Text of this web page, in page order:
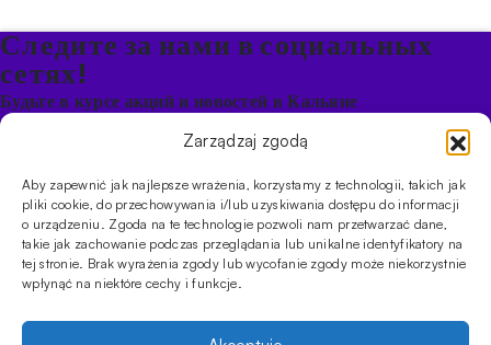
Zarządzaj zgodą
Aby zapewnić jak najlepsze wrażenia, korzystamy z technologii, takich jak
pliki cookie, do przechowywania i/lub uzyskiwania dostępu do informacji
o urządzeniu. Zgoda na te technologie pozwoli nam przetwarzać dane,
takie jak zachowanie podczas przeglądania lub unikalne identyfikatory na
tej stronie. Brak wyrażenia zgody lub wycofanie zgody może niekorzystnie
wpłynąć na niektóre cechy i funkcje.
Следите за нами в социальных
сетях!
Будьте в курсе акций и новостей в Кальяне
ПРОДУКТЫ
КальяныЧашиУгли и розжигПродукты безникотиновые
ИНФОРМАЦИЯ
АКЦИИFAQФирмыПравила работы магазинаПолитика
конфиденциальности
Магазин Обучения